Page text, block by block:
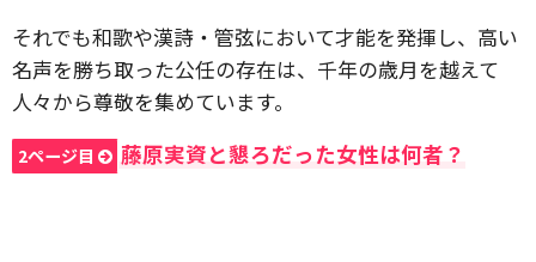
それでも和歌や漢詩・管弦において才能を発揮し、高い
名声を勝ち取った公任の存在は、千年の歳月を越えて
人々から尊敬を集めています。
2ページ目 藤原実資と懇ろだった女性は何者？